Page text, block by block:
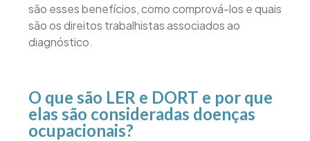
são esses benefícios, como comprová-los e quais
são os direitos trabalhistas associados ao
diagnóstico.
O que são LER e DORT e por que
elas são consideradas doenças
ocupacionais?